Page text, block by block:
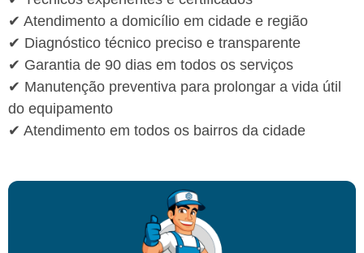
✔ Atendimento a domicílio em cidade e região
✔ Diagnóstico técnico preciso e transparente
✔ Garantia de 90 dias em todos os serviços
✔ Manutenção preventiva para prolongar a vida útil
do equipamento
✔ Atendimento em todos os bairros da cidade